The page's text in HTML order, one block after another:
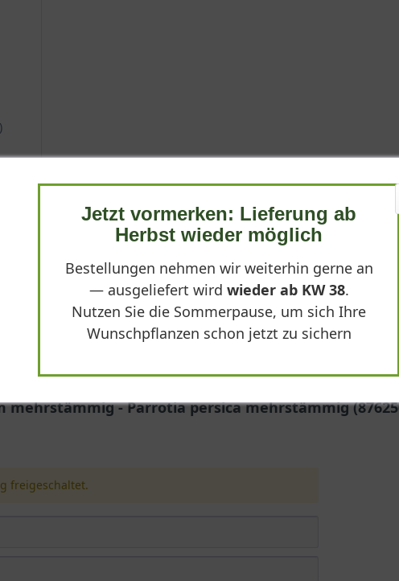
mehrstämmig - Parrotia persica mehrstämmig
freigeschaltet.
Jetzt vormerken: Lieferung ab
Herbst wieder möglich
Bestellungen nehmen wir weiterhin gerne an
— ausgeliefert wird wieder ab KW 38.
Nutzen Sie die Sommerpause, um sich Ihre
Wunschpflanzen schon jetzt zu sichern